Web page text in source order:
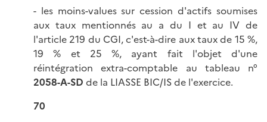
- les moins-values sur cession d'actifs soumises
aux taux mentionnés au a du I et au IV de
l'article 219 du CGI, c'est-à-dire aux taux de 15 %,
19 % et 25 %, ayant fait l'objet d'une
réintégration extra-comptable au tableau n°
2058-A-SD de la LIASSE BIC/IS de l'exercice.
70